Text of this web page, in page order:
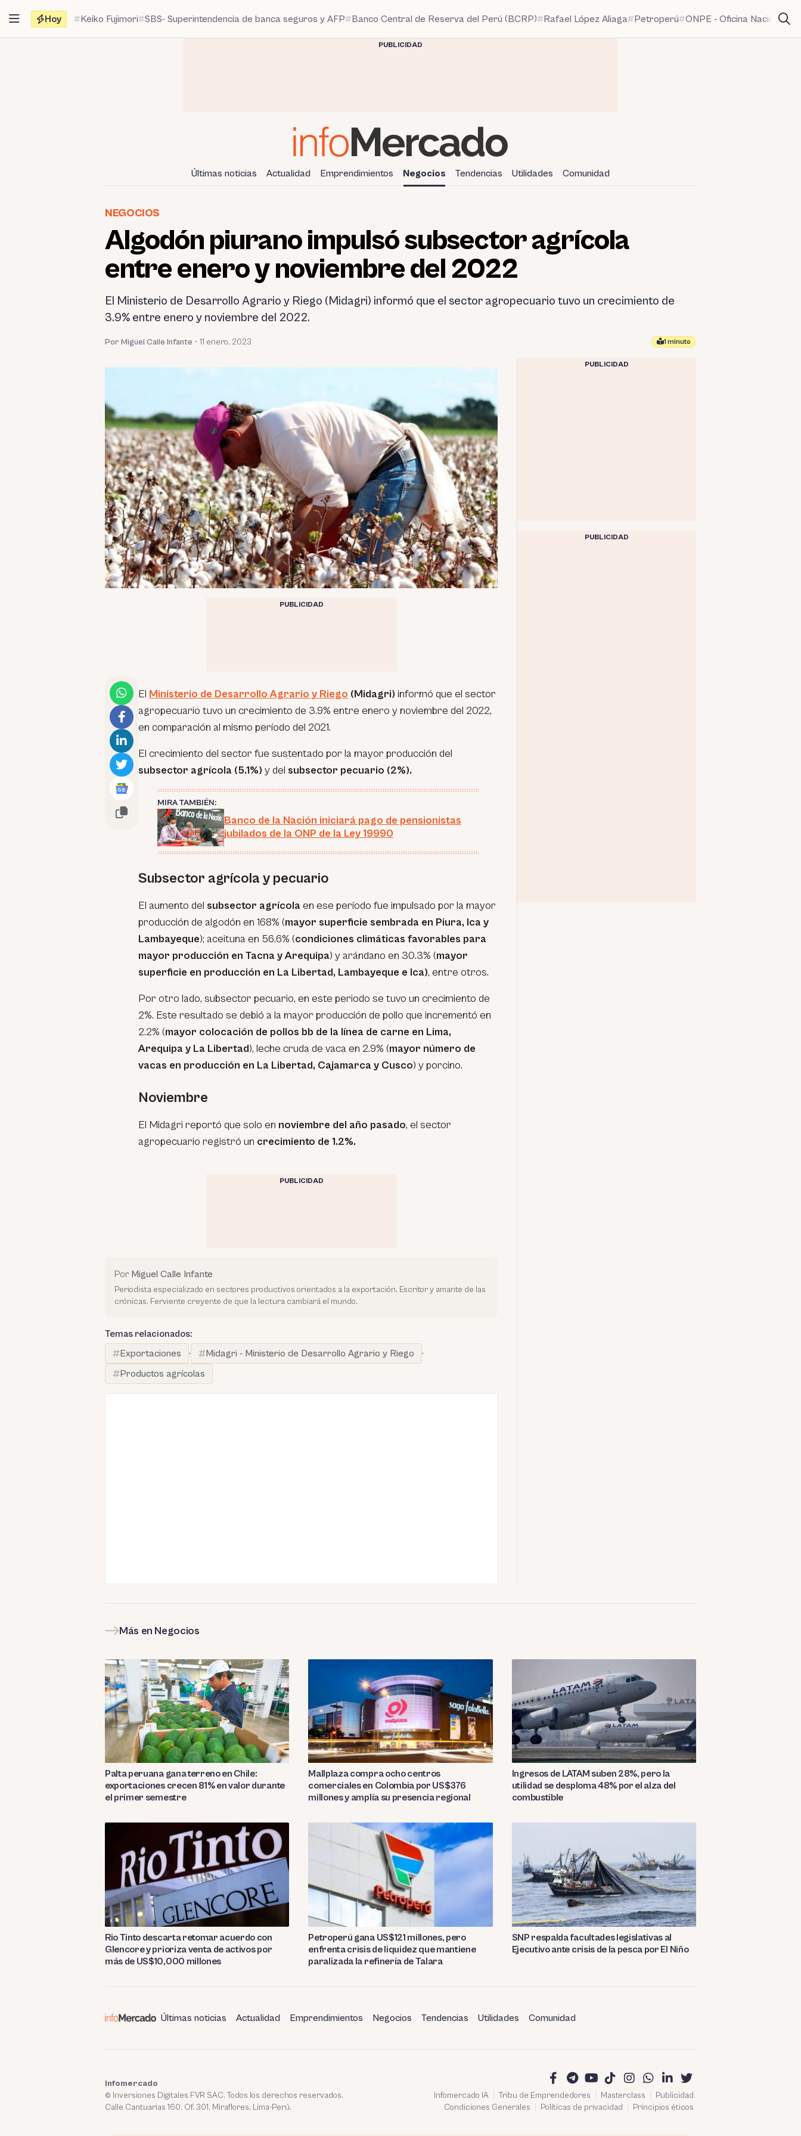
contenido
Hoy Keiko Fujimori SBS- Superintendencia de banca seguros y AFP Banco Central de Reserva del Perú (BCRP) Rafael López Aliaga Petroperú ONPE - Oficina Nacional
PUBLICIDAD
Últimas noticias Actualidad Emprendimientos Negocios Tendencias Utilidades Comunidad
NEGOCIOS
Algodón piurano impulsó subsector agrícola
entre enero y noviembre del 2022
El Ministerio de Desarrollo Agrario y Riego (Midagri) informó que el sector agropecuario tuvo un crecimiento de
3.9% entre enero y noviembre del 2022.
Por Miguel Calle Infante • 11 enero, 2023 1 minuto
PUBLICIDAD
El Ministerio de Desarrollo Agrario y Riego (Midagri) informó que el sector
agropecuario tuvo un crecimiento de 3.9% entre enero y noviembre del 2022,
en comparación al mismo período del 2021.
El crecimiento del sector fue sustentado por la mayor producción del
subsector agrícola (5.1%) y del subsector pecuario (2%).
MIRA TAMBIÉN:
Banco de la Nación iniciará pago de pensionistas
jubilados de la ONP de la Ley 19990
Subsector agrícola y pecuario
El aumento del subsector agrícola en ese período fue impulsado por la mayor
producción de algodón en 168% (mayor superficie sembrada en Piura, Ica y
Lambayeque); aceituna en 56.6% (condiciones climáticas favorables para
mayor producción en Tacna y Arequipa) y arándano en 30.3% (mayor
superficie en producción en La Libertad, Lambayeque e Ica), entre otros.
Por otro lado, subsector pecuario, en este periodo se tuvo un crecimiento de
2%. Este resultado se debió a la mayor producción de pollo que incrementó en
2.2% (mayor colocación de pollos bb de la línea de carne en Lima,
Arequipa y La Libertad), leche cruda de vaca en 2.9% (mayor número de
vacas en producción en La Libertad, Cajamarca y Cusco) y porcino.
Noviembre
El Midagri reportó que solo en noviembre del año pasado, el sector
agropecuario registró un crecimiento de 1.2%.
PUBLICIDAD
Por Miguel Calle Infante
Periodista especializado en sectores productivos orientados a la exportación. Escritor y amante de las
crónicas. Ferviente creyente de que la lectura cambiará el mundo.
Temas relacionados:
Exportaciones
· Midagri - Ministerio de Desarrollo Agrario y Riego
·
Productos agrícolas
PUBLICIDAD
PUBLICIDAD
Más en Negocios
Palta peruana gana terreno en Chile:
exportaciones crecen 81% en valor durante
el primer semestre
Mallplaza compra ocho centros
comerciales en Colombia por US$376
millones y amplía su presencia regional
Ingresos de LATAM suben 28%, pero la
utilidad se desploma 48% por el alza del
combustible
Rio Tinto descarta retomar acuerdo con
Glencore y prioriza venta de activos por
más de US$10,000 millones
Petroperú gana US$121 millones, pero
enfrenta crisis de liquidez que mantiene
paralizada la refinería de Talara
SNP respalda facultades legislativas al
Ejecutivo ante crisis de la pesca por El Niño
Últimas noticias Actualidad Emprendimientos Negocios Tendencias Utilidades Comunidad
Infomercado IA Tribu de Emprendedores Masterclass
Publicidad
Condiciones Generales
Políticas de privacidad Principios éticos
Infomercado
© Inversiones Digitales FVR SAC. Todos los derechos reservados.
Calle Cantuarias 160. Of. 301. Miraflores, Lima-Perú.